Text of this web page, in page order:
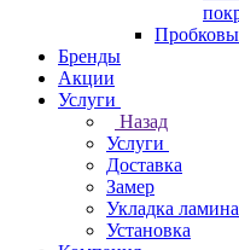
Бренды
Акции
Услуги
Назад
Услуги
Доставка
Замер
Укладка
Установка